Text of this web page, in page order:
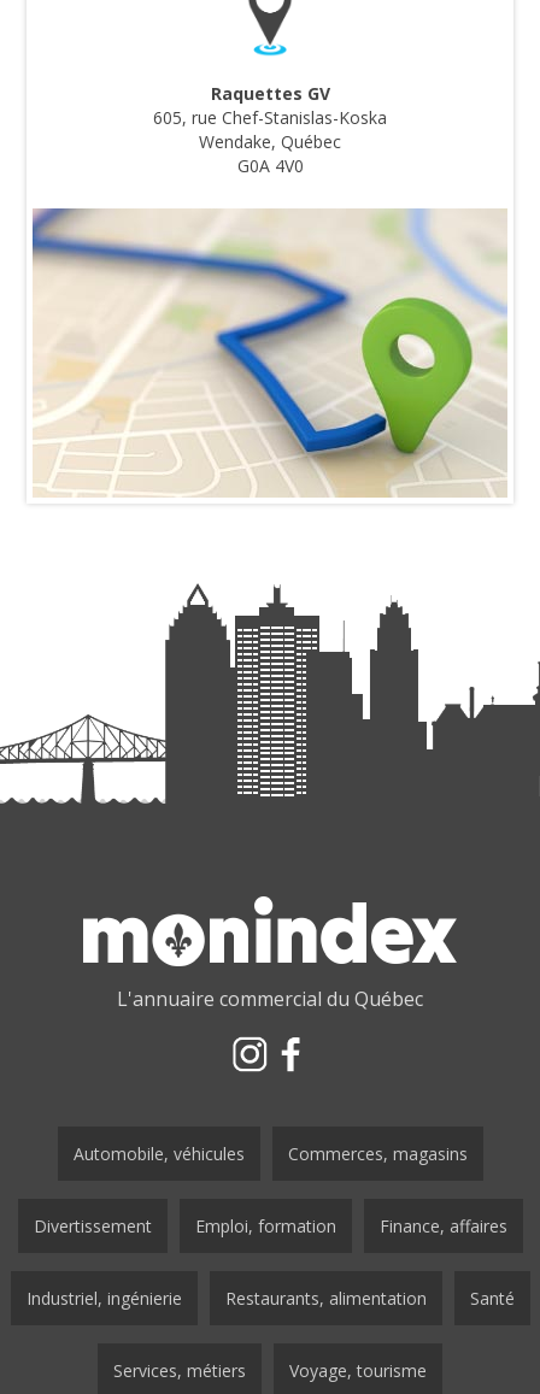
Raquettes GV
605, rue Chef-Stanislas-Koska
Wendake, Québec
G0A 4V0
L'annuaire commercial du Québec
Automobile, véhicules Commerces, magasins
Divertissement Emploi, formation Finance, affaires
Industriel, ingénierie Restaurants, alimentation Santé
Services, métiers Voyage, tourisme